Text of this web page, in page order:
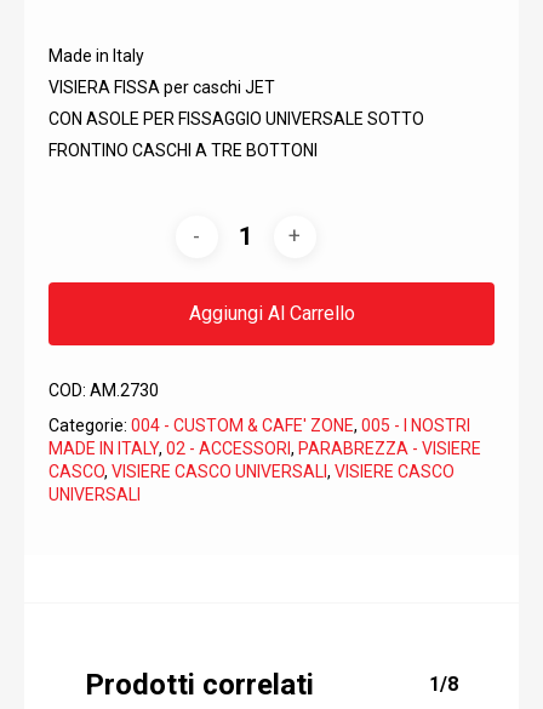
Made in Italy
VISIERA FISSA per caschi JET
CON ASOLE PER FISSAGGIO UNIVERSALE SOTTO
FRONTINO CASCHI A TRE BOTTONI
Aggiungi Al Carrello
COD: AM.2730
Categorie: 004 - CUSTOM & CAFE' ZONE, 005 - I NOSTRI
MADE IN ITALY, 02 - ACCESSORI , PARABREZZA - VISIERE
CASCO, VISIERE CASCO UNIVERSALI , VISIERE CASCO
UNIVERSALI
Prodotti correlati 1/8